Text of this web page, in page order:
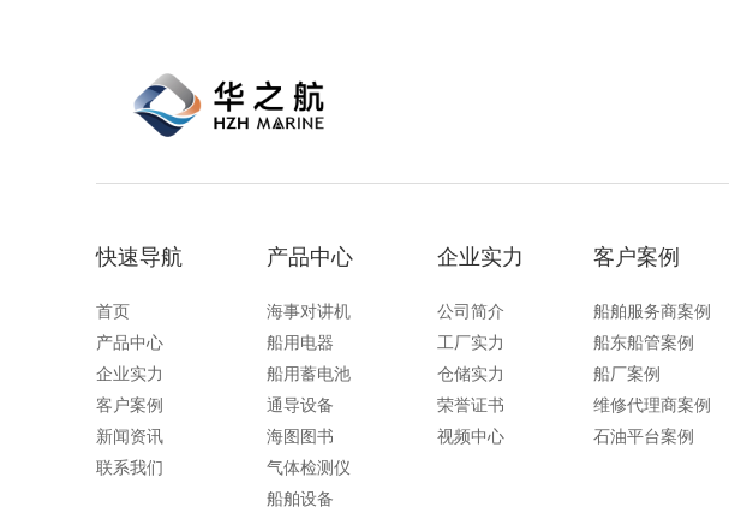
快速导航
首页
产品中心
企业实力
客户案例
新闻资讯
联系我们
产品中心
海事对讲机
船用电器
船用蓄电池
通导设备
海图图书
气体检测仪
船舶设备
企业实力
公司简介
工厂实力
仓储实力
荣誉证书
视频中心
客户案例
船舶服务商案例
船东船管案例
船厂案例
维修代理商案例
石油平台案例